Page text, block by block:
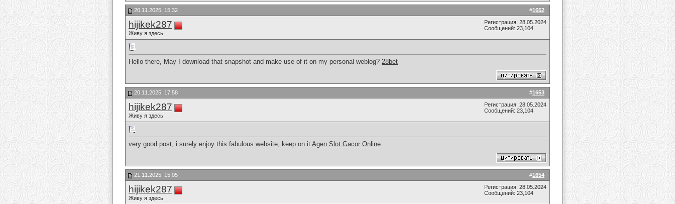
#1652
20.11.2025, 15:32
hijikek287
Живу я здесь
Регистрация: 28.05.2024
Сообщений: 23,104
Hello there, May I download that snapshot and make use of it on my personal weblog? 28bet
#1653
20.11.2025, 17:58
hijikek287
Живу я здесь
Регистрация: 28.05.2024
Сообщений: 23,104
very good post, i surely enjoy this fabulous website, keep on it Agen Slot Gacor Online
#1654
21.11.2025, 15:05
hijikek287
Живу я здесь
Регистрация: 28.05.2024
Сообщений: 23,104